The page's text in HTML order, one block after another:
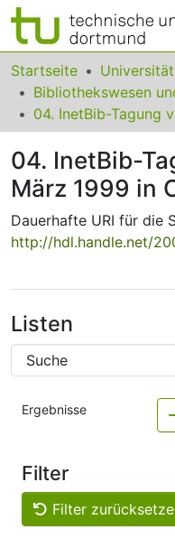
Bereiche &
Das gesamte
FAQ
Leitlinien
Zurück zur Startseite
Startseite
04. InetBib-
März 1999 in
Dauerhafte URI für die
http://hdl.handle.net/
Listen
Ergebnisse
Filter
Filter